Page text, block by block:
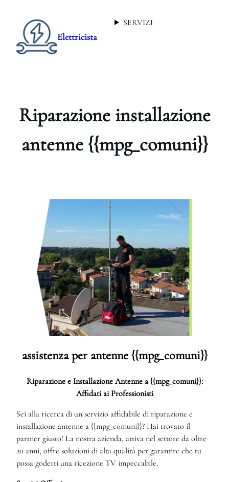
Elettricista
SERVIZI
Riparazione installazione
antenne {{mpg_comuni}}
assistenza per antenne {{mpg_comuni}}
Riparazione e Installazione Antenne a {{mpg_comuni}}:
Affidati ai Professionisti
Sei alla ricerca di un servizio affidabile di riparazione e
installazione antenne a {{mpg_comuni}}? Hai trovato il
partner giusto! La nostra azienda, attiva nel settore da oltre
20 anni, offre soluzioni di alta qualità per garantire che tu
possa goderti una ricezione TV impeccabile.